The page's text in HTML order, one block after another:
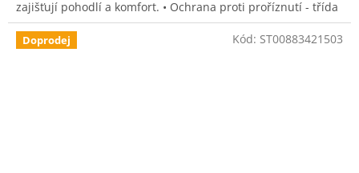
zajišťují pohodlí a komfort. • Ochrana proti proříznutí - třída
1 (20 m/s) • Velikost 44, 46, 48, 50, 52, 54, 56, 58.
Doprodej Kód: ST00883421503